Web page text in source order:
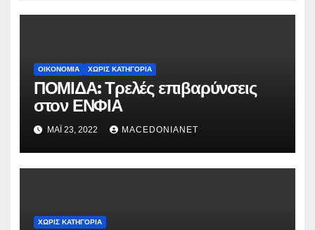
ΟΙΚΟΝΟΜΊΑ ΧΩΡΊΣ ΚΑΤΗΓΟΡΊΑ
ΠΟΜΙΔΑ: Τρελές επιβαρύνσεις
στον ΕΝΦΙΑ
ΜΆΙ 23, 2022 MACEDONIANET
ΧΩΡΊΣ ΚΑΤΗΓΟΡΊΑ